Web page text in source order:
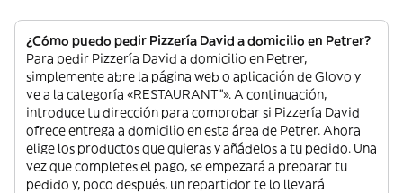
¿Cómo puedo pedir Pizzería David a domicilio en Petrer?
Para pedir Pizzería David a domicilio en Petrer,
simplemente abre la página web o aplicación de Glovo y
ve a la categoría «RESTAURANT”». A continuación,
introduce tu dirección para comprobar si Pizzería David
ofrece entrega a domicilio en esta área de Petrer. Ahora
elige los productos que quieras y añádelos a tu pedido. Una
vez que completes el pago, se empezará a preparar tu
pedido y, poco después, un repartidor te lo llevará